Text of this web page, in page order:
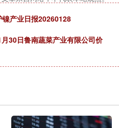
产业日报20260128
30日鲁南蔬菜产业有限公司价